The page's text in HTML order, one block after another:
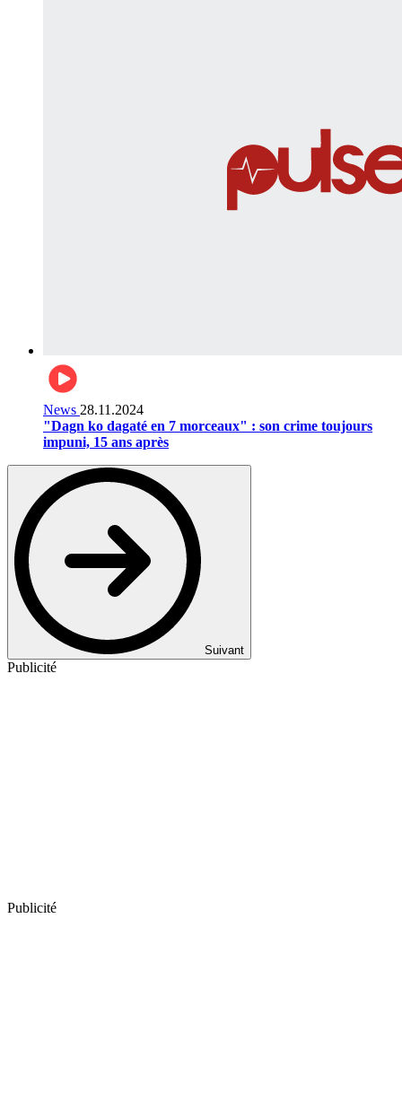
News 28.11.2024
"Dagn ko dagaté en 7 morceaux" : son crime toujours
impuni, 15 ans après
Suivant
Publicité
Publicité